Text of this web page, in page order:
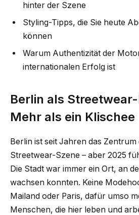
hinter der Szene
Styling-Tipps, die Sie heute
können
Warum Authentizität der
internationalen Erfolg ist
Berlin als
Mehr als ein Klischee
Berlin ist seit Jahren das
Streetwear-Szene – aber 2025
Die Stadt war immer ein Ort, an
wachsen konnten. Keine
Mailand oder Paris, dafür umso
Menschen, die hier leben und